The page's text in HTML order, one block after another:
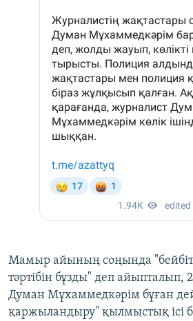
Мамыр айының соңында
тәртібін бұзды" деп айыпталып,
Думан Мұхаммедкәрім бұған
қаржыландыру" қылмыстық ісі